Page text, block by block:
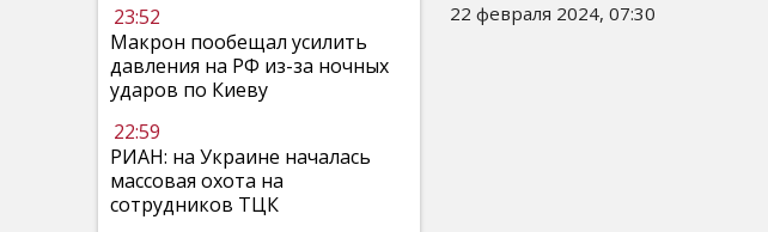
23:52
Макрон пообещал усилить
давления на РФ из-за ночных
ударов по Киеву
22:59
РИАН: на Украине началась
массовая охота на
сотрудников ТЦК
22 февраля 2024, 07:30